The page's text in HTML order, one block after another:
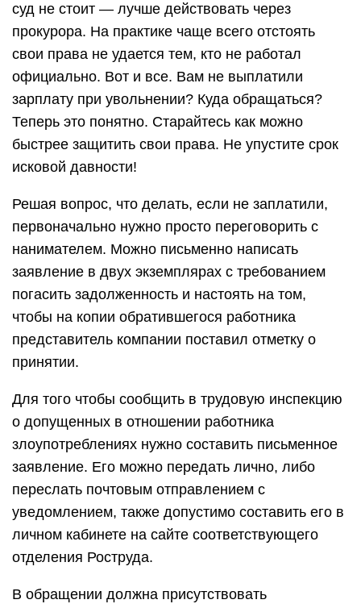
суд не стоит — лучше действовать через
прокурора. На практике чаще всего отстоять
свои права не удается тем, кто не работал
официально. Вот и все. Вам не выплатили
зарплату при увольнении? Куда обращаться?
Теперь это понятно. Старайтесь как можно
быстрее защитить свои права. Не упустите срок
исковой давности!
Решая вопрос, что делать, если не заплатили,
первоначально нужно просто переговорить с
нанимателем. Можно письменно написать
заявление в двух экземплярах с требованием
погасить задолженность и настоять на том,
чтобы на копии обратившегося работника
представитель компании поставил отметку о
принятии.
Для того чтобы сообщить в трудовую инспекцию
о допущенных в отношении работника
злоупотреблениях нужно составить письменное
заявление. Его можно передать лично, либо
переслать почтовым отправлением с
уведомлением, также допустимо составить его в
личном кабинете на сайте соответствующего
отделения Роструда.
В обращении должна присутствовать